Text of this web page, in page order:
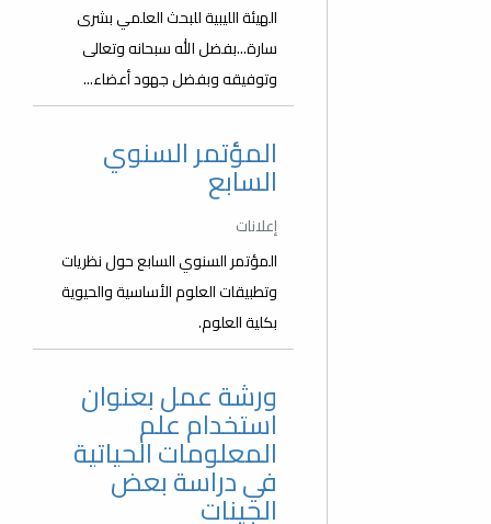
المؤتمر السنوي السابع حول نظريات
وتطبيقات العلوم الأساسية والحيوية